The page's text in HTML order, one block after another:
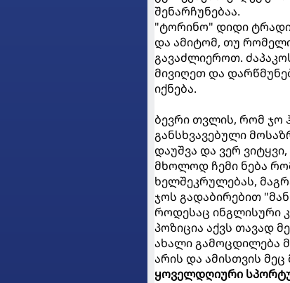
შენარჩუნებაა.
"ტორინო" დიდი
და ამიტომ, თუ
გავაძლიეროთ.
მივიღეთ და
იქნება.
ბევრი თვლის, რომ ჯო
განსხვავებული
დაუშვა და ვერ
მხოლოდ ჩემი ნება
ხელშეკრულებას,
ჯოს გადაბირებით
როდესაც ინგლისური
პოზიცია აქვს თავად
ახალი გამოცდილება
არის და ამისთვის მეც
ყოველდღიური